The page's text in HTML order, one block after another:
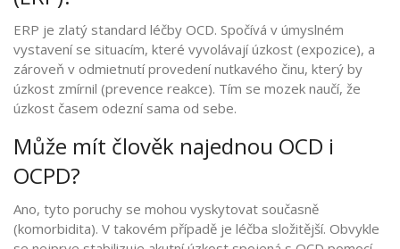
ERP je zlatý standard léčby OCD. Spočívá v úmyslném
vystavení se situacím, které vyvolávají úzkost (expozice), a
zároveň v odmietnutí provedení nutkavého činu, který by
úzkost zmírnil (prevence reakce). Tím se mozek naučí, že
úzkost časem odezní sama od sebe.
Může mít člověk najednou OCD i
OCPD?
Ano, tyto poruchy se mohou vyskytovat současně
(komorbidita). V takovém případě je léčba složitější. Obvykle